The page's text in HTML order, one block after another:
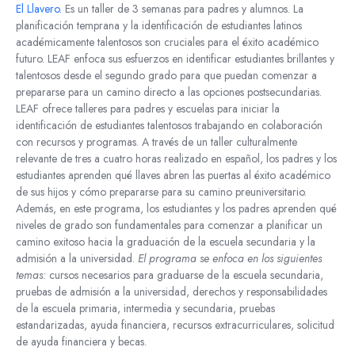
El Llavero. Es un taller de 3 semanas para padres y alumnos. La
planificación temprana y la identificación de estudiantes latinos
académicamente talentosos son cruciales para el éxito académico
futuro. LEAF enfoca sus esfuerzos en identificar estudiantes brillantes y
talentosos desde el segundo grado para que puedan comenzar a
prepararse para un camino directo a las opciones postsecundarias.
LEAF ofrece talleres para padres y escuelas para iniciar la
identificación de estudiantes talentosos trabajando en colaboración
con recursos y programas. A través de un taller culturalmente
relevante de tres a cuatro horas realizado en español, los padres y los
estudiantes aprenden qué llaves abren las puertas al éxito académico
de sus hijos y cómo prepararse para su camino preuniversitario.
Además, en este programa, los estudiantes y los padres aprenden qué
niveles de grado son fundamentales para comenzar a planificar un
camino exitoso hacia la graduación de la escuela secundaria y la
admisión a la universidad. El programa se enfoca en los siguientes
temas: cursos necesarios para graduarse de la escuela secundaria,
pruebas de admisión a la universidad, derechos y responsabilidades
de la escuela primaria, intermedia y secundaria, pruebas
estandarizadas, ayuda financiera, recursos extracurriculares, solicitud
de ayuda financiera y becas.